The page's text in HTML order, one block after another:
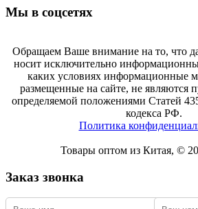
Мы в соцсетях
Обращаем Ваше внимание на то, что
носит исключительно
каких условиях информационные
размещенные на сайте, не являются
определяемой положениями Статей
кодекса РФ.
Политика
Товары оптом из Китая, ©
Заказ звонка